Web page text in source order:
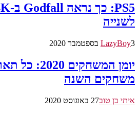
לשנייה
LazyBoy3 בספטמבר 2020
יומן
משחקים השנה
איתי בן טוב27 באוגוסט 2020